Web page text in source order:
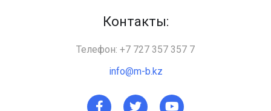
Контакты:
Телефон: +7 727 357 357 7
info@m-b.kz